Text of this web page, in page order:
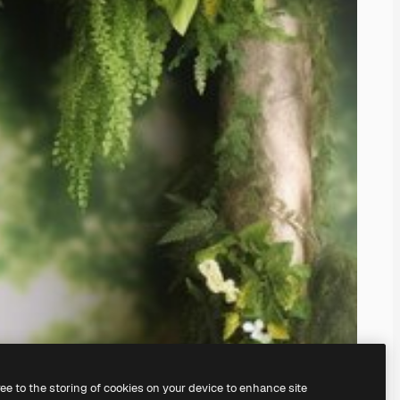
अपना खुद का बना सकते हैं।
to the storing of cookies on your device to enhance site